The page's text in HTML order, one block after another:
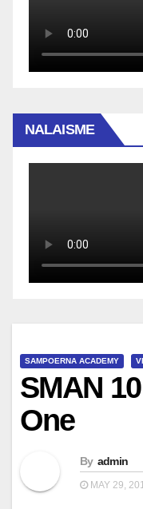
NALAISME
SAMPOERNA ACADEMY
SMAN
One
By admin
MAY 29,